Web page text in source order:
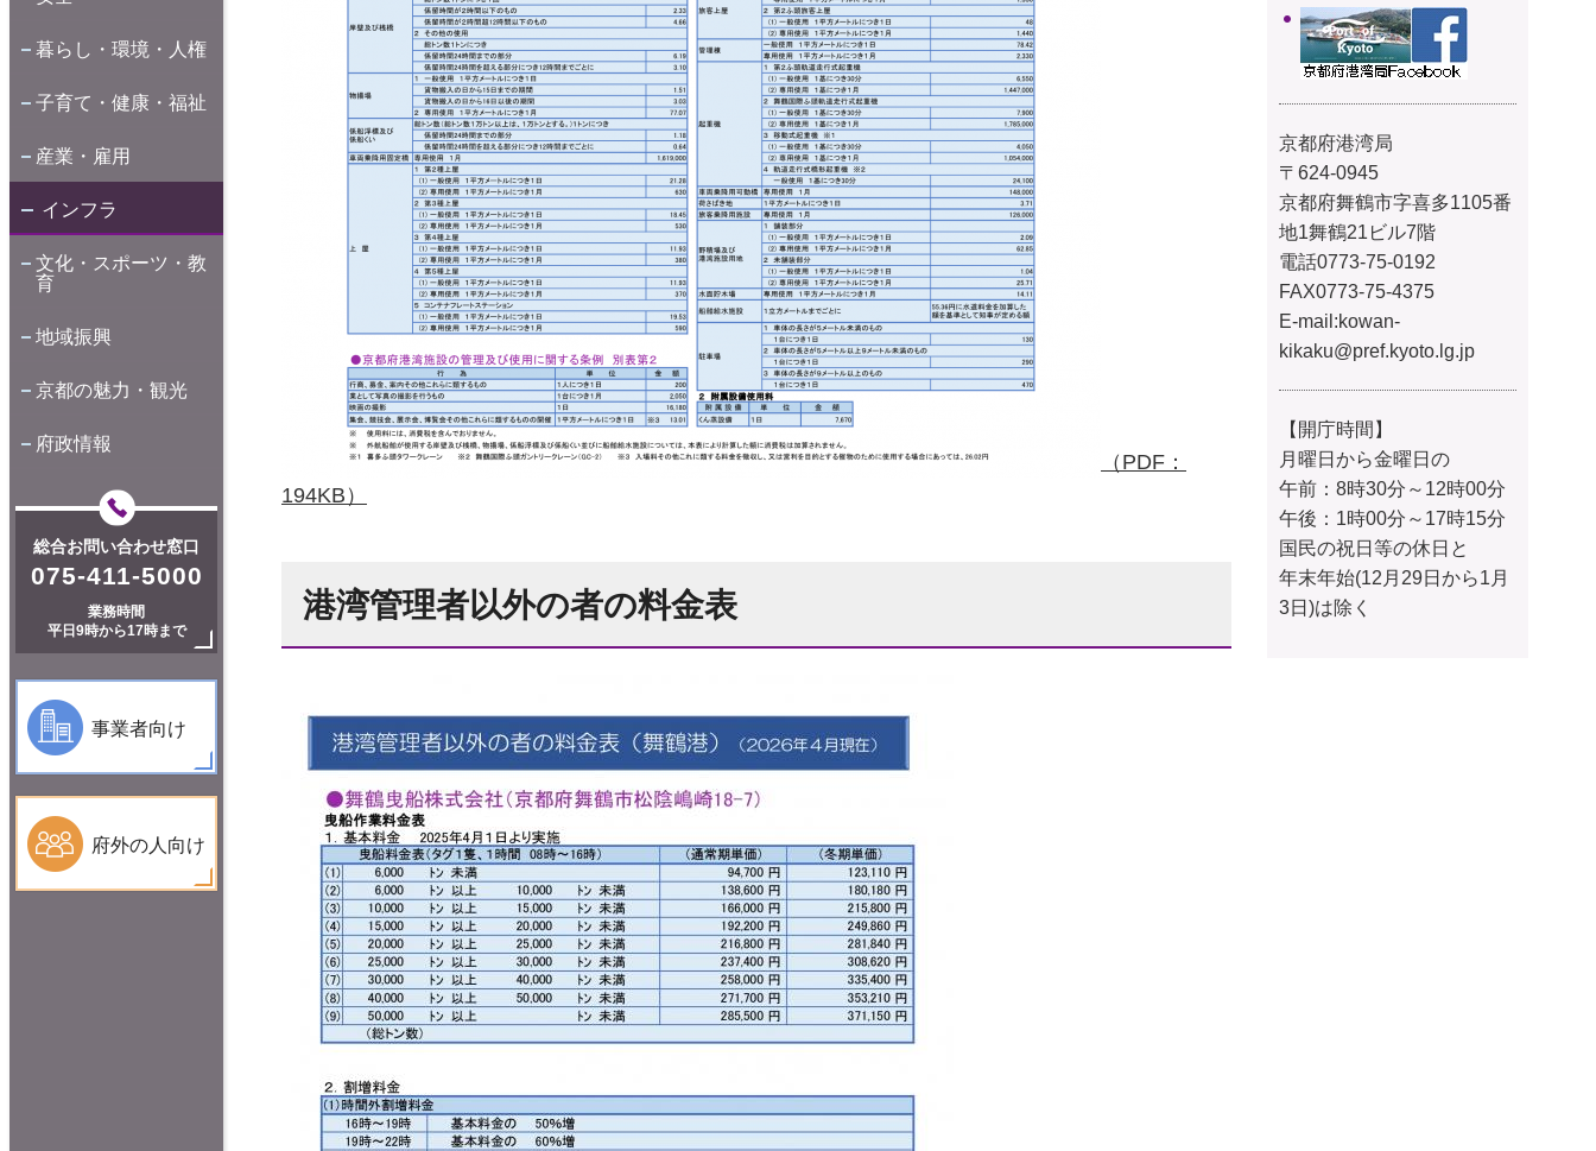
暮らし・環境・人権
子育て・健康・福祉
産業・雇用
インフラ
文化・スポーツ・教
育
地域振興
京都の魅力・観光
府政情報
総合お問い合わせ窓口
075-411-5000
業務時間
平日9時から17時まで
事業者向け
府外の人向け
（PDF：
194KB）
港湾管理者以外の者の料金表
京都府港湾局
〒624-0945
京都府舞鶴市字喜多1105番
地1舞鶴21ビル7階
電話0773-75-0192
FAX0773-75-4375
E-mail:kowan-
kikaku@pref.kyoto.lg.jp
【開庁時間】
月曜日から金曜日の
午前：8時30分～12時00分
午後：1時00分～17時15分
国民の祝日等の休日と
年末年始(12月29日から1月
3日)は除く